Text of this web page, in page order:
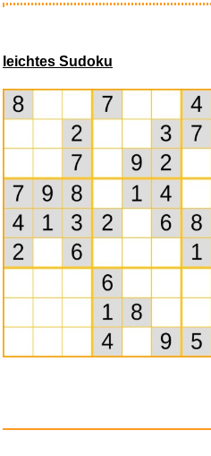
Best of Mary
leichtes Sudoku